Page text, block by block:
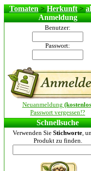
Tomaten>Herkunft>
Anmeldung
Benutzer:
Passwort:
Neuanmeldung
Passwort vergessen!?
Schnellsuche
Verwenden Sie Stichworte,
Produkt zu finden.